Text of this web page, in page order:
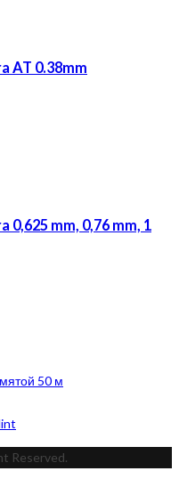
AT 0.38mm
mm, 0,76 mm, 1
50 м
Reserved.